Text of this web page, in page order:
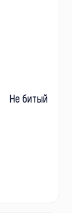
Не битый